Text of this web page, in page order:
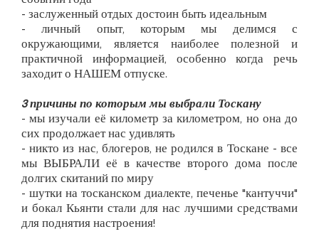
- заслуженный отдых достоин быть идеальным
- личный опыт, которым мы делимся с
окружающими, является наиболее полезной и
практичной информацией, особенно когда речь
заходит о НАШЕМ отпуске.
3 причины по которым мы выбрали Тоскану
- мы изучали её километр за километром, но она до
сих продолжает нас удивлять
- никто из нас, блогеров, не родился в Тоскане - все
мы ВЫБРАЛИ её в качестве второго дома после
долгих скитаний по миру
- шутки на тосканском диалекте, печенье "кантуччи"
и бокал Кьянти стали для нас лучшими средствами
для поднятия настроения!